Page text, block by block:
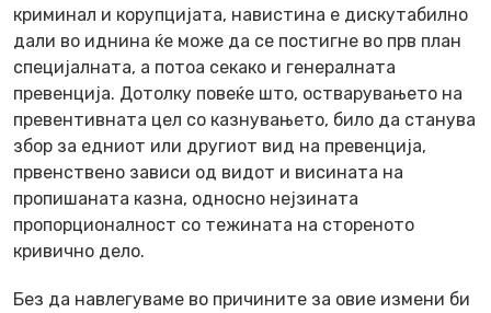
криминал и корупцијата, навистина е дискутабилно
дали во иднина ќе може да се постигне во прв план
специјалната, а потоа секако и генералната
превенција. Дотолку повеќе што, остварувањето на
превентивната цел со казнувањето, било да станува
збор за едниот или другиот вид на превенција,
првенствено зависи од видот и висината на
пропишаната казна, односно нејзината
пропорционалност со тежината на стореното
кривично дело.
Без да навлегуваме во причините за овие измени би